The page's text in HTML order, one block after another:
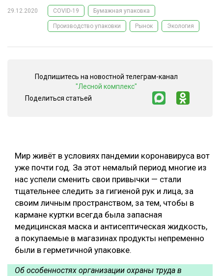
ЛЕСНОЕ ХОЗЯЙСТВО
ЛЕСОЗАГОТОВКА
ОБРАБОТКА ДРЕВЕСИНЫ
ЛЕСОВОССТАНОВЛЕНИЕ И ЗАЩИТА
ЦБП
КОМПЛЕКСНАЯ ПЕРЕРАБОТКА
ЛЕСОПИЛЕНИЕ
ДЕРЕВЯННОЕ ДОМОСТРОЕНИЕ
БЕЗОПАСНОЕ ПРОИЗВОДСТВО
СОРТИРОВКА ДРЕВЕСИНЫ
СУШКА ДРЕВЕСИНЫ
ТЕМАТИЧЕСКИЕ ПРОЕКТЫ
ЭКСПЕРТНОЕ МНЕНИЕ
29.12.2020 COVID-19 Бумажная упаковка
Производство упаковки Рынок Экология
Мир живёт в условиях пандемии коронавируса вот
уже почти год. За этот немалый период многие из
нас успели сменить свои привычки — стали
тщательнее следить за гигиеной рук и лица, за
своим личным пространством, за тем, чтобы в
кармане куртки всегда была запасная
медицинская маска и антисептическая жидкость,
а покупаемые в магазинах продукты непременно
были в герметичной упаковке.
Об особенностях организации охраны труда в
Подпишитесь на новостной телеграм-канал
"Лесной комплекс"
Поделиться статьей